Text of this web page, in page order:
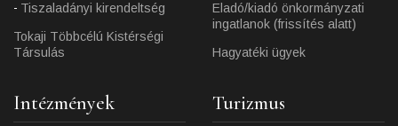
Tiszaladányi kirendeltség
Tokaji Többcélú Kistérségi
Társulás
Eladó/kiadó önkormányzati
ingatlanok (frissítés alatt)
Hagyatéki ügyek
Intézmények Turizmus